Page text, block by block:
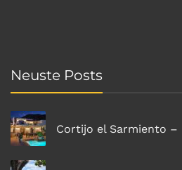
Neuste Posts
Cortijo el Sarmiento –